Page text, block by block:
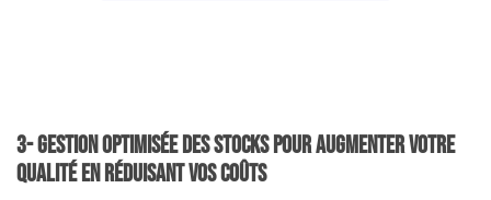
3- Gestion Optimisée des Stocks pour augmenter votre
qualité en réduisant vos coûts